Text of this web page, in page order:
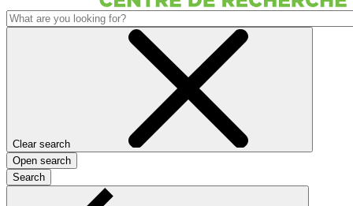
Clear search
Open search
Search